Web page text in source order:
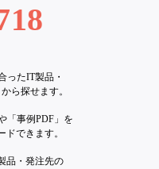
ったIT製品・
ら探せます。
「事例PDF」を
ドできます。
品・発注先の